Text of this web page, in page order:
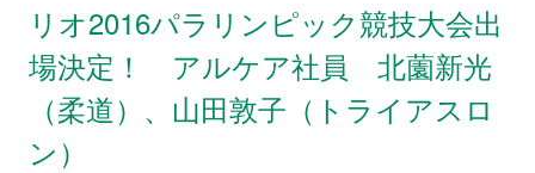
リオ2016パラリンピック競技大会出
場決定！ アルケア社員 北薗新光
（柔道）、山田敦子（トライアスロ
ン）